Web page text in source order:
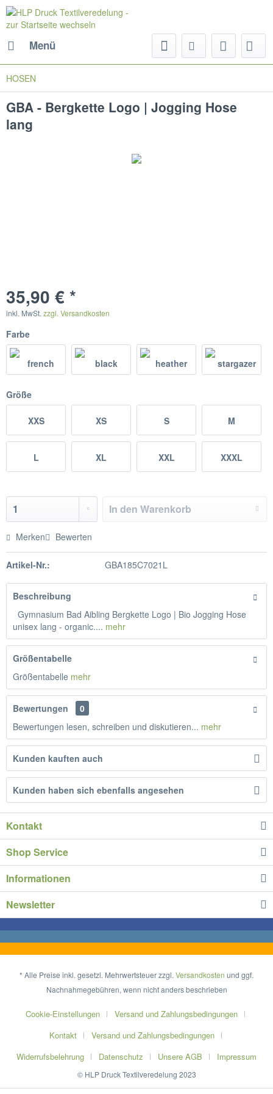
Menü
HOSEN
GBA - Bergkette Logo | Jogging Hose
lang
35,90 € *
inkl. MwSt. zzgl. Versandkosten
Farbe
Größe
XXS XS S M
L XL XXL XXXL
In den Warenkorb
Merken Bewerten
Artikel-Nr.: GBA185C7021L
Beschreibung
Gymnasium Bad Aibling Bergkette Logo | Bio Jogging Hose
unisex lang - organic.... mehr
Größentabelle
Größentabelle mehr
Bewertungen
0
Bewertungen lesen, schreiben und diskutieren... mehr
Kunden kauften auch
Kunden haben sich ebenfalls angesehen
Kontakt
Shop Service
Informationen
Newsletter
* Alle Preise inkl. gesetzl. Mehrwertsteuer zzgl. Versandkosten und ggf.
Nachnahmegebühren, wenn nicht anders beschrieben
Cookie-Einstellungen
Versand und Zahlungsbedingungen
Kontakt
Versand und Zahlungsbedingungen
Widerrufsbelehrung
Datenschutz Unsere AGB Impressum
© HLP Druck Textilveredelung 2023